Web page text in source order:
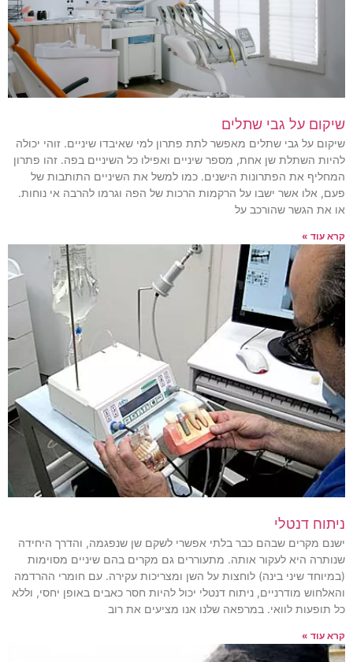
שיקום על גבי שתלים
שיקום על גבי שתלים מאפשר לתת פתרון למי שאיבדו שיניים. זוהי יכולה
להיות השתלת שן אחת, מספר שיניים ואפילו כל השיניים בפה. זהו פתרון
המחליף את הפתרונות הישנים. כמו למשל את השיניים התותבות של
פעם, אלו אשר ישבו על הרקמות הרכות של הפה וגרמו להרבה אי נוחות.
או את הגשר שהורכב על
קרא עוד »
ניתוח דנטלי
ישנם מקרים שבהם כבר בלתי אפשרי לשקם שן שנפגמה, והדרך היחידה
שנותרה היא לעקור אותה. מתעוררים גם מקרים בהם שיניים מסוימות
(במיוחד שיני בינה) לוחצות על השן ומצריכות עקירה. עם חומרי ההרדמה
והאלחוש מודרניים, ניתוח דנטלי יכול להיות חסר כאבים באופן יחסי, וללא
כל תופעות לוואי. במרפאה שלנו אנו מציעים את רוב
קרא עוד »